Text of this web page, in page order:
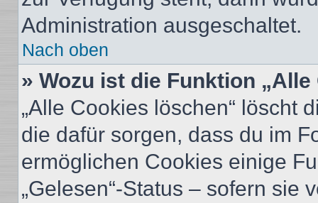
Administration ausgeschaltet.
Nach oben
» Wozu ist die Funktion
„Alle Cookies löschen“ löscht
die dafür sorgen, dass du im
ermöglichen Cookies einige
„Gelesen“-Status – sofern sie